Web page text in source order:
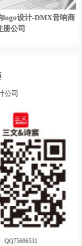
logo设计-DMX音响商
册公司
公司
QQ75696531